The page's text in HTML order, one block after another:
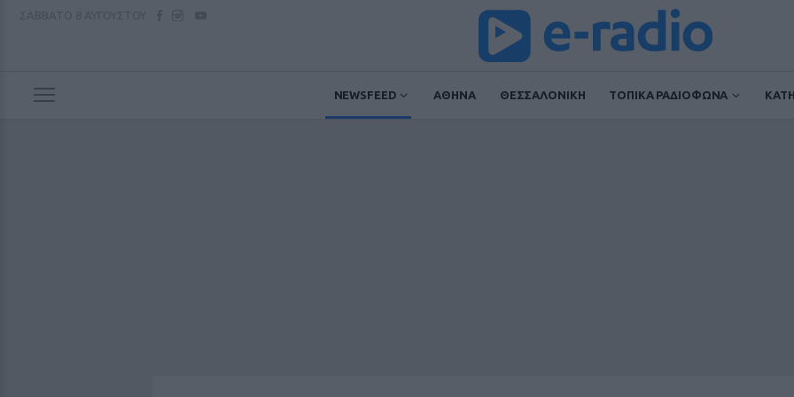
NEWSFEED ΑΘΗΝΑ ΘΕΣΣΑΛΟΝΙΚΗ ΤΟΠΙΚΑ ΡΑΔΙΟΦΩΝΑ